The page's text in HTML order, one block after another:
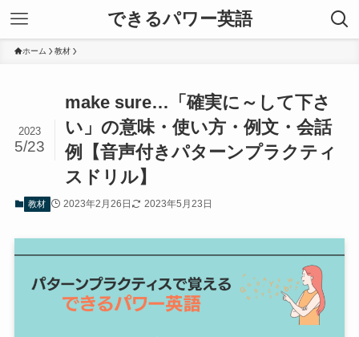
できるパワー英語
ホーム 教材
make sure…「確実に～して下さ
い」の意味・使い方・例文・会話
例【音声付きパターンプラクティ
スドリル】
2023
5/23
教材 2023年2月26日 2023年5月23日